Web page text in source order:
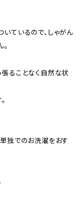
ているので、しゃがん
ることなく自然な状
独でのお洗濯をおす